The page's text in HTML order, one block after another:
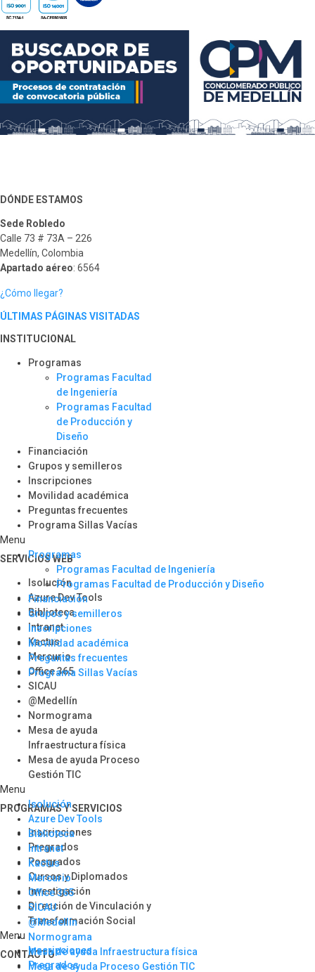
DÓNDE ESTAMOS
Sede Robledo
Calle 73 # 73A – 226
Medellín, Colombia
Apartado aéreo: 6564
¿Cómo llegar?
ÚLTIMAS PÁGINAS VISITADAS
INSTITUCIONAL
Programas
Programas Facultad
de Ingeniería
Programas Facultad
de Producción y
Diseño
Financiación
Grupos y semilleros
Inscripciones
Movilidad académica
Preguntas frecuentes
Programa Sillas Vacías
Menu
Programas
Programas Facultad de Ingeniería
Programas Facultad de Producción y Diseño
Financiación
Grupos y semilleros
Inscripciones
Movilidad académica
Preguntas frecuentes
Programa Sillas Vacías
SERVICIOS WEB
Isolución
Azure Dev Tools
Biblioteca
Intranet
Kactus
Mercurio
Office 365
SICAU
@Medellín
Normograma
Mesa de ayuda
Infraestructura física
Mesa de ayuda Proceso
Gestión TIC
Menu
Isolución
Azure Dev Tools
Biblioteca
Intranet
Kactus
Mercurio
Office 365
SICAU
@Medellín
Normograma
Mesa de ayuda Infraestructura física
Mesa de ayuda Proceso Gestión TIC
PROGRAMAS Y SERVICIOS​
Inscripciones
Pregrados
Posgrados
Cursos y Diplomados
Investigación
Dirección de Vinculación y
Transformación Social
Menu
Inscripciones
Pregrados
CONTACTO